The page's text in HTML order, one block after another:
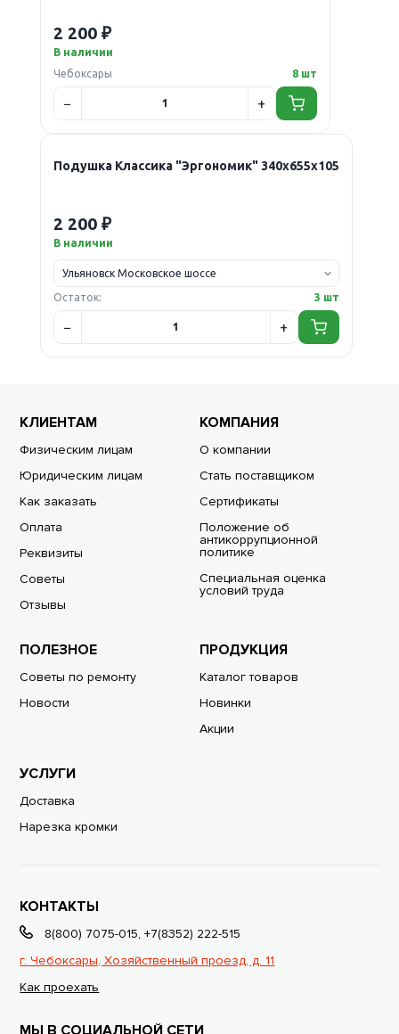
2 200 ₽
В наличии
Чебоксары
8 шт
Подушка Классика "Эргономик" 340х655х105
2 200 ₽
В наличии
Остаток: 3 шт
КЛИЕНТАМ
Физическим лицам
Юридическим лицам
Как заказать
Оплата
Реквизиты
Советы
Отзывы
КОМПАНИЯ
О компании
Стать поставщиком
Сертификаты
Положение об
антикоррупционной
политике
Специальная оценка
условий труда
ПОЛЕЗНОЕ
Советы по ремонту
Новости
ПРОДУКЦИЯ
Каталог товаров
Новинки
Акции
УСЛУГИ
Доставка
Нарезка кромки
КОНТАКТЫ
8(800) 7075-015,+7(8352) 222-515
г. Чебоксары, Хозяйственный проезд, д. 11
Как проехать
МЫ В СОЦИАЛЬНОЙ СЕТИ